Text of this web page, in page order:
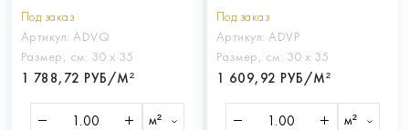
Под заказ
Артикул: ADVQ
Размер, см: 30 х 35
1 788,72 РУБ/М²
м²
Под заказ
Артикул: ADVP
Размер, см: 30 х 35
1 609,92 РУБ/М²
м²